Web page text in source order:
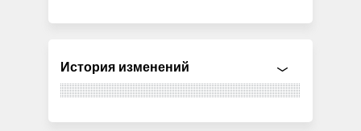
История изменений